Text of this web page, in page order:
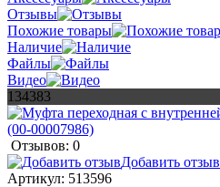
Отзывы
Похожие товары
Наличие
Файлы
Видео
134383
Отзывов: 0
Добавить отзыв
Артикул: 513596